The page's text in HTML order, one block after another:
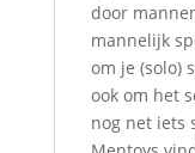
door
mannelijk
om je (solo)
ook om het
nog net iets